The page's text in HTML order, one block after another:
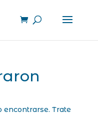
encontrarse. Trate